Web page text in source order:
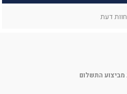
חוות דעת